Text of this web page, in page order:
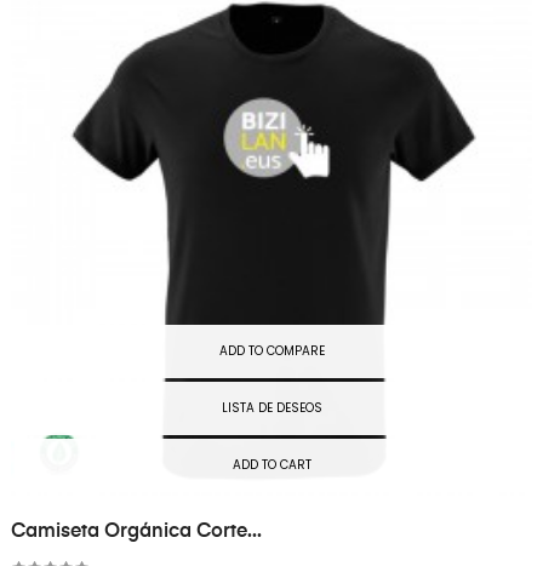
ADD TO COMPARE
LISTA DE DESEOS
ADD TO CART
Camiseta Orgánica Corte...